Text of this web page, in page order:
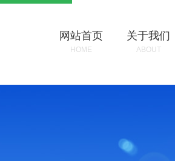
网站首页
HOME
关于我们
ABOUT